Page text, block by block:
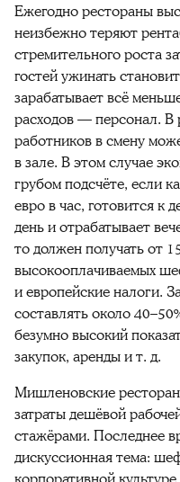
Ежегодно рестораны
неизбежно теряют
стремительного роста
гостей ужинать
зарабатывает всё
расходов — персонал. В
работников в смену
в зале. В этом случае
грубом подсчёте, если
евро в час, готовится к
день и отрабатывает
то должен получать от
высокооплачиваемых
и европейские налоги.
составлять около
безумно высокий
закупок, аренды и т. д.
Мишленовские
затраты дешёвой
стажёрами. Последнее
дискуссионная тема: